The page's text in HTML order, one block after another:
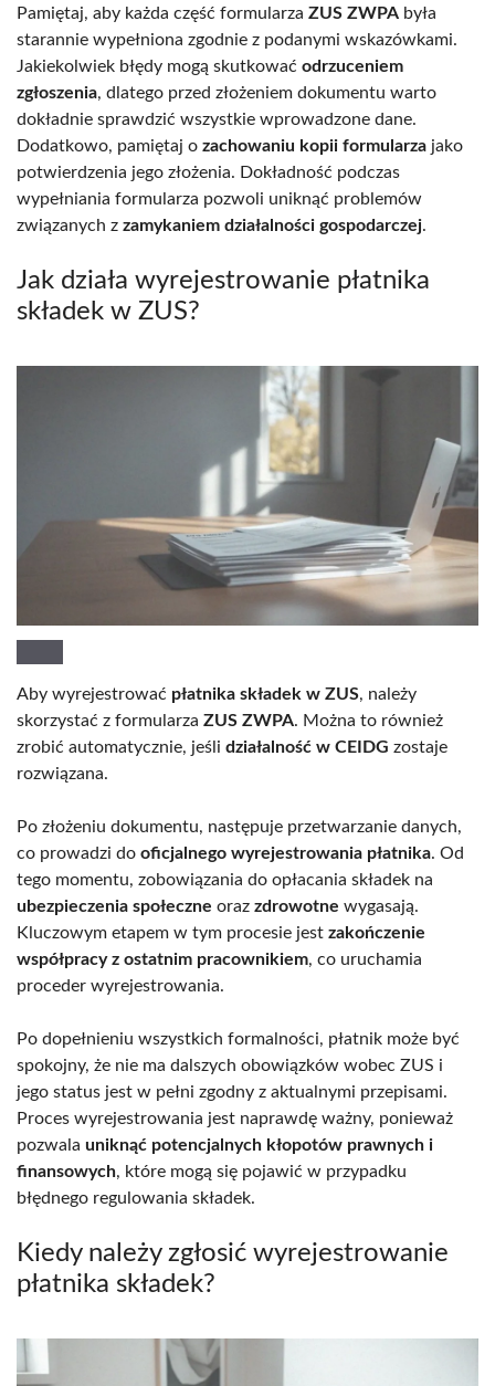
Pamiętaj, aby każda część formularza ZUS ZWPA była
starannie wypełniona zgodnie z podanymi wskazówkami.
Jakiekolwiek błędy mogą skutkować odrzuceniem
zgłoszenia, dlatego przed złożeniem dokumentu warto
dokładnie sprawdzić wszystkie wprowadzone dane.
Dodatkowo, pamiętaj o zachowaniu kopii formularza jako
potwierdzenia jego złożenia. Dokładność podczas
wypełniania formularza pozwoli uniknąć problemów
związanych z zamykaniem działalności gospodarczej.
Jak działa wyrejestrowanie płatnika
składek w ZUS?
Aby wyrejestrować płatnika składek w ZUS, należy
skorzystać z formularza ZUS ZWPA. Można to również
zrobić automatycznie, jeśli działalność w CEIDG zostaje
rozwiązana.
Po złożeniu dokumentu, następuje przetwarzanie danych,
co prowadzi do oficjalnego wyrejestrowania płatnika. Od
tego momentu, zobowiązania do opłacania składek na
ubezpieczenia społeczne oraz zdrowotne wygasają.
Kluczowym etapem w tym procesie jest zakończenie
współpracy z ostatnim pracownikiem, co uruchamia
proceder wyrejestrowania.
Po dopełnieniu wszystkich formalności, płatnik może być
spokojny, że nie ma dalszych obowiązków wobec ZUS i
jego status jest w pełni zgodny z aktualnymi przepisami.
Proces wyrejestrowania jest naprawdę ważny, ponieważ
pozwala uniknąć potencjalnych kłopotów prawnych i
finansowych, które mogą się pojawić w przypadku
błędnego regulowania składek.
Kiedy należy zgłosić wyrejestrowanie
płatnika składek?